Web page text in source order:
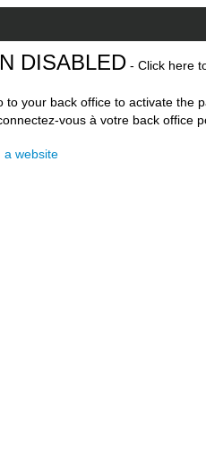
DISABLED - Click here
to your back office to activate the
vous à votre back office
a website